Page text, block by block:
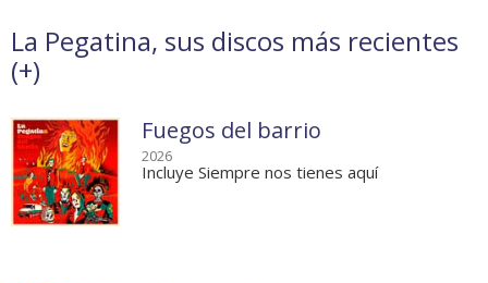
La Pegatina, sus discos más recientes
(+)
Fuegos del barrio
2026
Incluye Siempre nos tienes aquí